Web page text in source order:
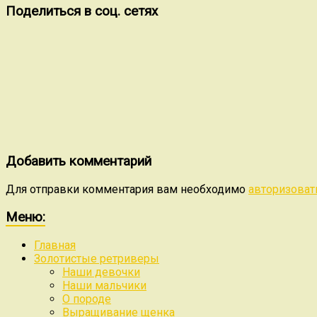
Поделиться в соц. сетях
Добавить комментарий
Для отправки комментария вам необходимо
Меню:
Главная
Золотистые ретриверы
Наши девочки
Наши мальчики
О породе
Выращивание щенка